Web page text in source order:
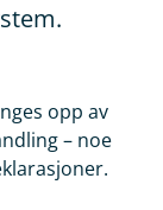
opp av
– noe